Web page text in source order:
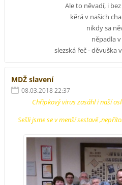
Ale to něvadí, i
kěrá v našich
nikdy sa
něpadla
slezská řeč - děvuška
MDŽ slavení
08.03.2018 22:37
Chřipkový virus zasáhl i naší
Sešli jsme se v menší sestavě